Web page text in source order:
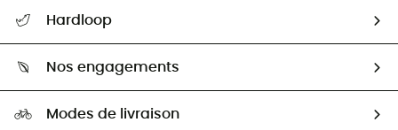
Retour & remboursement
Guide des tailles
Seconde Main
Hardloop
HardGuides
Nos engagements
Modes de livraison